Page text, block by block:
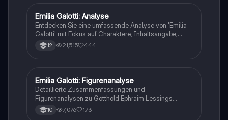
Trauerspiels auseinandersetzen möchten.
Deutsch
Emilia Galotti: Analyse
Entdecken Sie eine umfassende Analyse von 'Emilia
Galotti' mit Fokus auf Charaktere, Inhaltsangabe,
historische Epoche, Beziehungen und zentrale Zitate.
Ideal für das Verständnis von Lessings Werk im
12 21,515 444
Deutsch
Emilia Galotti: Figurenanalyse
Detaillierte Zusammenfassungen und
Figurenanalysen zu Gotthold Ephraim Lessings
Trauerspiel 'Emilia Galotti'. Erfahren Sie mehr über die
zentralen Charaktere, insbesondere Emilia, und die
10 7,076 173